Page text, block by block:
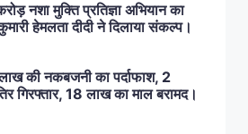
नशा मुक्ति प्रतिज्ञा अभियान का
हेमलता दीदी ने दिलाया संकल्प।
की नकबजनी का पर्दाफाश, 2
गिरफ्तार, 18 लाख का माल बरामद।